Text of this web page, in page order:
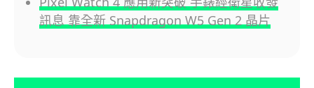
訊息 靠全新 Snapdragon W5 Gen 2 晶片